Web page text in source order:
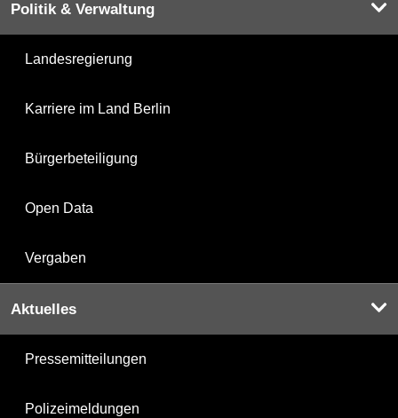
Politik & Verwaltung
Landesregierung
Karriere im Land Berlin
Bürgerbeteiligung
Open Data
Vergaben
Aktuelles
Pressemitteilungen
Polizeimeldungen